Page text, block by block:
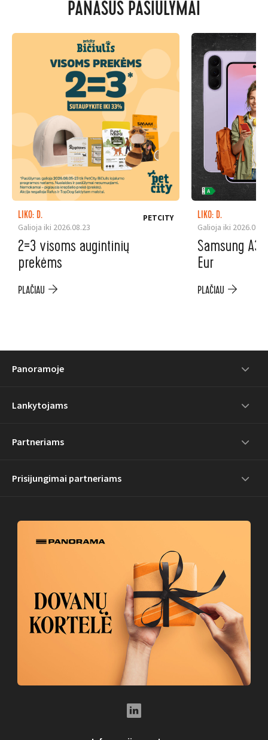
PANAŠŪS PASIŪLYMAI
LIKO: D.
Galioja iki 2026.08.23
PETCITY
2=3 visoms augintinių
prekėms
PLAČIAU
LIKO: D.
Galioja iki
Samsung
Eur
PLAČIAU
Panoramoje
Lankytojams
Partneriams
Prisijungimai partneriams